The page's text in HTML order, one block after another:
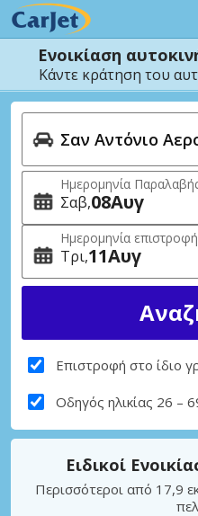
Ενοικίαση
Κάντε κράτηση του
Ημερομηνία
Σαβ 08Αυγ
Ημερομηνία
Τρι 11Αυγ
Επιστροφή στο ίδιο
Οδηγός ηλικίας 26 –
Ειδικοί
Περισσότεροι από 17,9